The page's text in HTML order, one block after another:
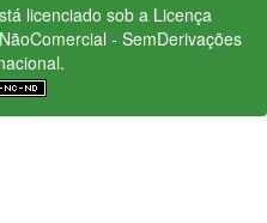
licenciado sob a Licença
- SemDerivações